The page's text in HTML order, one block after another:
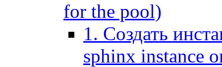
for the pool)
1. Создать
sphinx instance